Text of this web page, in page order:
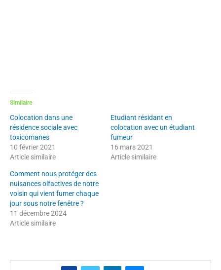
Similaire
Colocation dans une
résidence sociale avec
toxicomanes
10 février 2021
Article similaire
Etudiant résidant en
colocation avec un étudiant
fumeur
16 mars 2021
Article similaire
Comment nous protéger des
nuisances olfactives de notre
voisin qui vient fumer chaque
jour sous notre fenêtre ?
11 décembre 2024
Article similaire